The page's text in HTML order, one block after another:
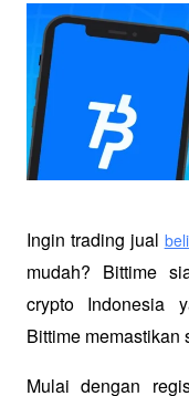
Ingin trading jual
mudah? Bittime
crypto Indonesia
Bittime memastikan
Mulai dengan